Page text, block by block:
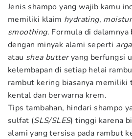
Jenis shampo yang wajib kamu
memiliki klaim hydrating,
smoothing. Formula di dalamnya
dengan minyak alami seperti
atau shea butteryang berfungsi
kelembapan di setiap helai
rambut kering biasanya memiliki
kental dan berwarna krem.
Tips tambahan, hindari shampo
sulfat (SLS/SLES) tinggi karena
alami yang tersisa pada rambut